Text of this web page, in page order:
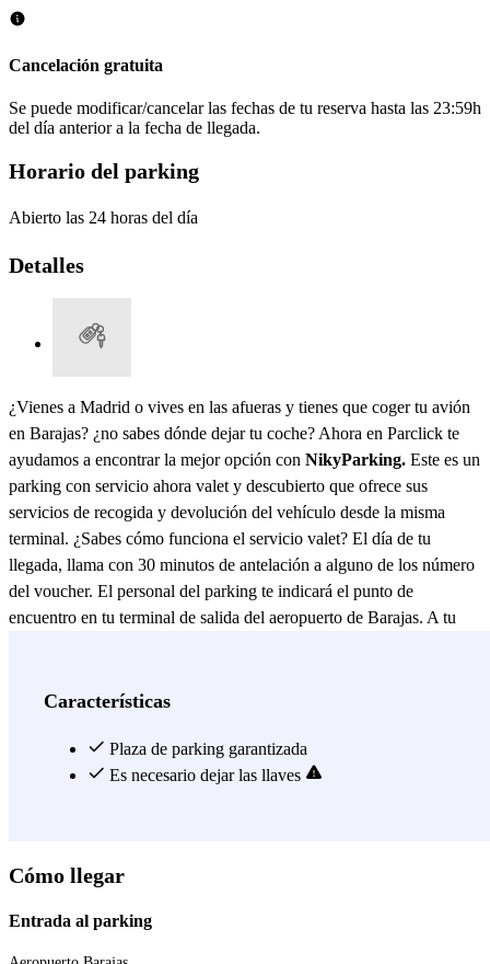
Cancelación gratuita
Se puede modificar/cancelar las fechas de tu reserva hasta las 23:59h
del día anterior a la fecha de llegada.
Horario del parking
Abierto las 24 horas del día
Detalles
¿Vienes a Madrid o vives en las afueras y tienes que coger tu avión
en Barajas? ¿no sabes dónde dejar tu coche? Ahora en Parclick te
ayudamos a encontrar la mejor opción con NikyParking. Este es un
parking con servicio ahora valet y descubierto que ofrece sus
servicios de recogida y devolución del vehículo desde la misma
terminal. ¿Sabes cómo funciona el servicio valet? El día de tu
llegada, llama con 30 minutos de antelación a alguno de los número
del voucher. El personal del parking te indicará el punto de
encuentro en tu terminal de salida del aeropuerto de Barajas. A tu
que dejar tus llaves. El parking está abierto 24h los 365 días del año,
mañana, se tendrá que pagar un suplemento por nocturnidad en el
parking. Reserva ahora con Parclick y no te pierdas todas nuestras
Características
Plaza de parking garantizada
Es necesario dejar las llaves
Cómo llegar
Entrada al parking